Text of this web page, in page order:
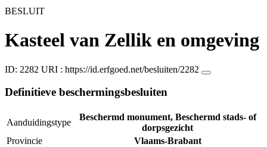
BESLUIT
Kasteel van Zellik en omgeving
ID: 2282 URI : https://id.erfgoed.net/besluiten/2282
Definitieve beschermingsbesluiten
Aanduidingstype
Beschermd monument, Beschermd stads- of
dorpsgezicht
Provincie
Vlaams-Brabant